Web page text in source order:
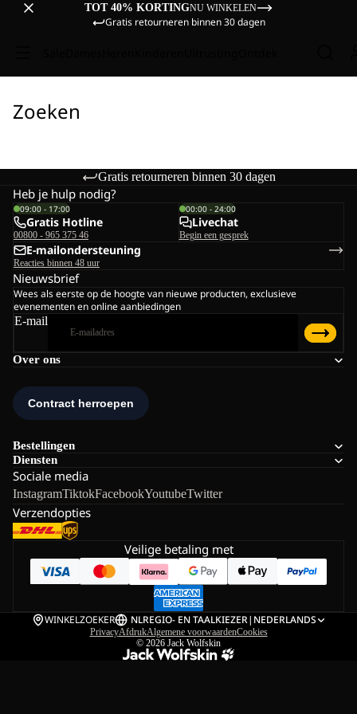
TOT 40% KORTINGNU WINKELEN
Gratis retourneren binnen 30 dagen
Zoeken
Gratis retourneren binnen 30 dagen
Over ons
Bestellingen
Diensten
Sociale media
InstagramTiktokFacebookYoutubeTwitter
Verzendopties
Heb je hulp nodig?
09:00 - 17:00
Gratis Hotline
00800 - 965 375 46
00:00 - 24:00
Livechat
Begin een gesprek
E-mailondersteuning
Reacties binnen 48 uur
Nieuwsbrief
Wees als eerste op de hoogte van nieuwe producten, exclusieve
evenementen en online aanbiedingen
E-mail
Veilige betaling met
WINKELZOEKER NLREGIO- EN TAALKIEZER| NEDERLANDS
PrivacyAfdrukAlgemene voorwaardenCookies
© 2026 Jack Wolfskin